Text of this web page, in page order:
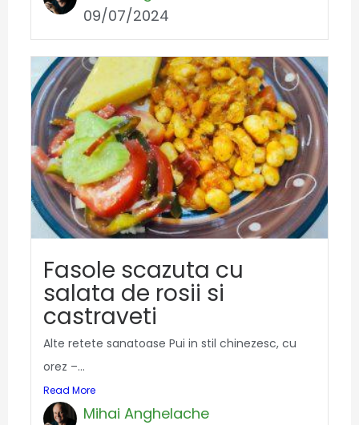
09/07/2024
Fasole scazuta cu
salata de rosii si
castraveti
Alte retete sanatoase Pui in stil chinezesc, cu
orez –...
Read More
Mihai Anghelache